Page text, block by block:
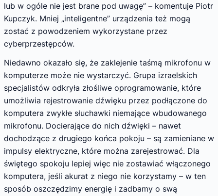
lub w ogóle nie jest brane pod uwagę” – komentuje Piotr
Kupczyk. Mniej „inteligentne” urządzenia też mogą
zostać z powodzeniem wykorzystane przez
cyberprzestępców.
Niedawno okazało się, że zaklejenie taśmą mikrofonu w
komputerze może nie wystarczyć. Grupa izraelskich
specjalistów odkryła złośliwe oprogramowanie, które
umożliwia rejestrowanie dźwięku przez podłączone do
komputera zwykłe słuchawki niemające wbudowanego
mikrofonu. Docierające do nich dźwięki – nawet
dochodzące z drugiego końca pokoju – są zamieniane w
impulsy elektryczne, które można zarejestrować. Dla
świętego spokoju lepiej więc nie zostawiać włączonego
komputera, jeśli akurat z niego nie korzystamy – w ten
sposób oszczędzimy energię i zadbamy o swą